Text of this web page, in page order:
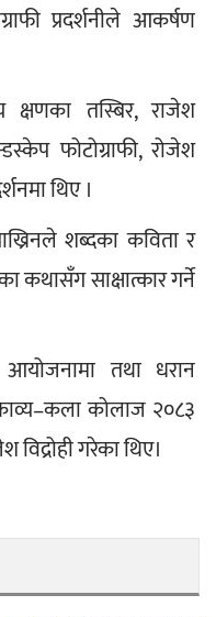
प्रदर्शनीले आकर्षण
क्षणका तस्बिर, राजेश
फोटोग्राफी, रोजेश
थिए ।
शब्दका कविता र
कथासँग साक्षात्कार गर्ने
आयोजनामा तथा धरान
कोलाज २०८३
गरेका थिए।